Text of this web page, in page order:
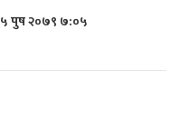
५ पुष २०७९ ७:०५